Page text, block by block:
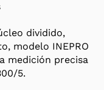
dividido,
modelo INEPRO
medición precisa
5.